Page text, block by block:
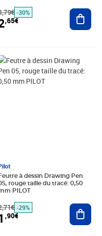
au panier
-30%
,65€
au panier
à dessin Drawing Pen
rouge taille du tracé: 0,50
PILOT
barré 2,71€
-29%
,90€
1,90€